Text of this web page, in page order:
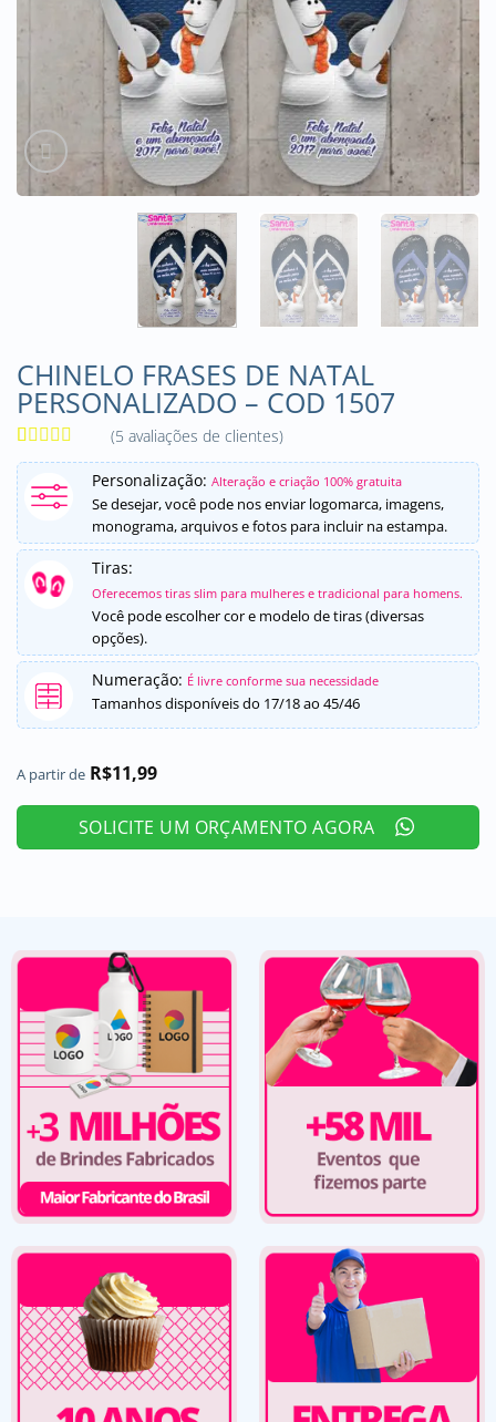
CHINELO FRASES DE NATAL
PERSONALIZADO – COD 1507
Avaliado
como
5, com
baseado em
5
avaliações
de clientes
(5 avaliações de clientes)
Personalização: Alteração e criação 100% gratuita
Se desejar, você pode nos enviar logomarca, imagens,
monograma, arquivos e fotos para incluir na estampa.
Tiras:
Oferecemos tiras slim para mulheres e tradicional para homens.
Você pode escolher cor e modelo de tiras (diversas
opções).
Numeração: É livre conforme sua necessidade
Tamanhos disponíveis do 17/18 ao 45/46
A partir de R$11,99
SOLICITE UM ORÇAMENTO AGORA